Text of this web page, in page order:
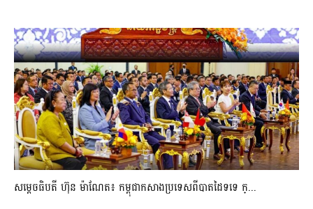
សម្ដេចធិបតី ហ៊ុន ម៉ាណែត៖ កម្ពុជាកសាងប្រទេសពីបាតដៃទទេ ក្...